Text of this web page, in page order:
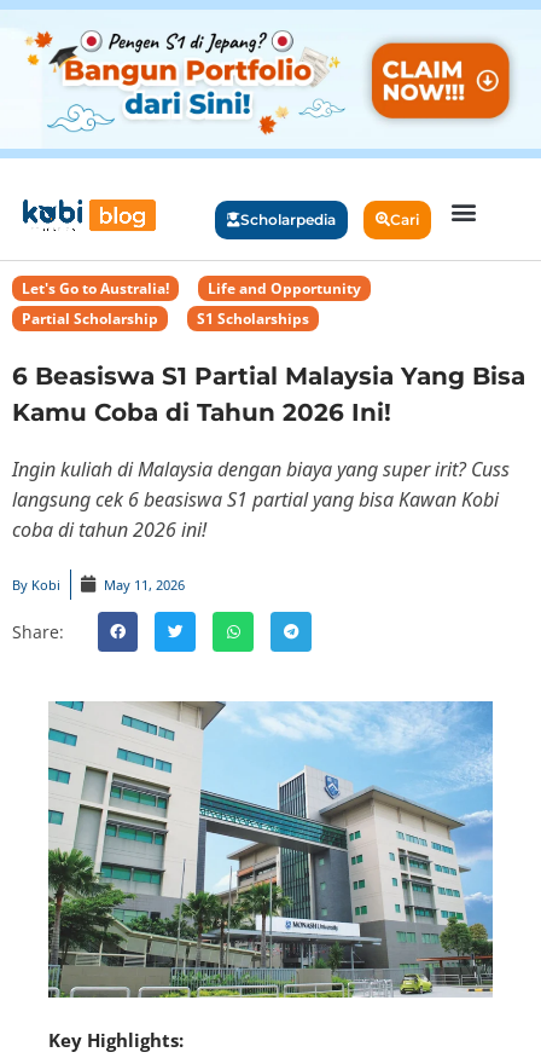
Scholarpedia Cari
Let's Go to Australia! Life and Opportunity
Partial Scholarship
S1 Scholarships
6 Beasiswa S1 Partial Malaysia Yang Bisa
Kamu Coba di Tahun 2026 Ini!
Ingin kuliah di Malaysia dengan biaya yang super irit? Cuss
langsung cek 6 beasiswa S1 partial yang bisa Kawan Kobi
coba di tahun 2026 ini!
By Kobi May 11, 2026
Share:
Key Highlights: